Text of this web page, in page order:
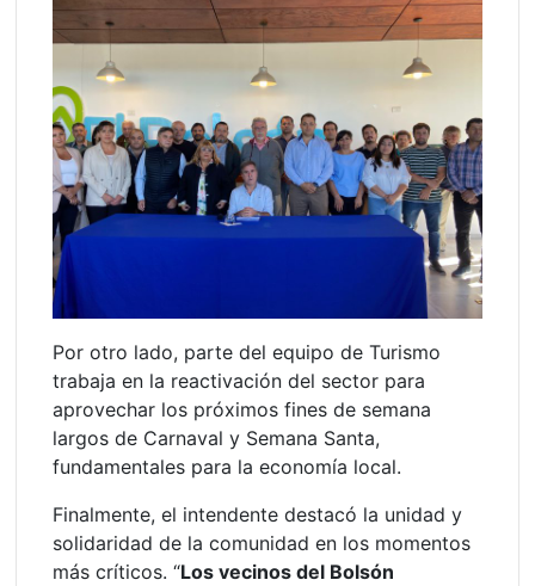
Por otro lado, parte del equipo de Turismo
trabaja en la reactivación del sector para
aprovechar los próximos fines de semana
largos de Carnaval y Semana Santa,
fundamentales para la economía local.
Finalmente, el intendente destacó la unidad y
solidaridad de la comunidad en los momentos
más críticos. “Los vecinos del Bolsón